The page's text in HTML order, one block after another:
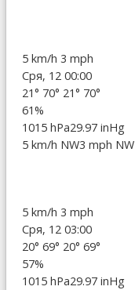
5 km/h 3 mph
Сря, 12 00:00
21° 70° 21° 70°
61%
1015 hPa29.97 inHg
5 km/h NW3 mph NW
5 km/h 3 mph
Сря, 12 03:00
20° 69° 20° 69°
57%
1015 hPa29.97 inHg